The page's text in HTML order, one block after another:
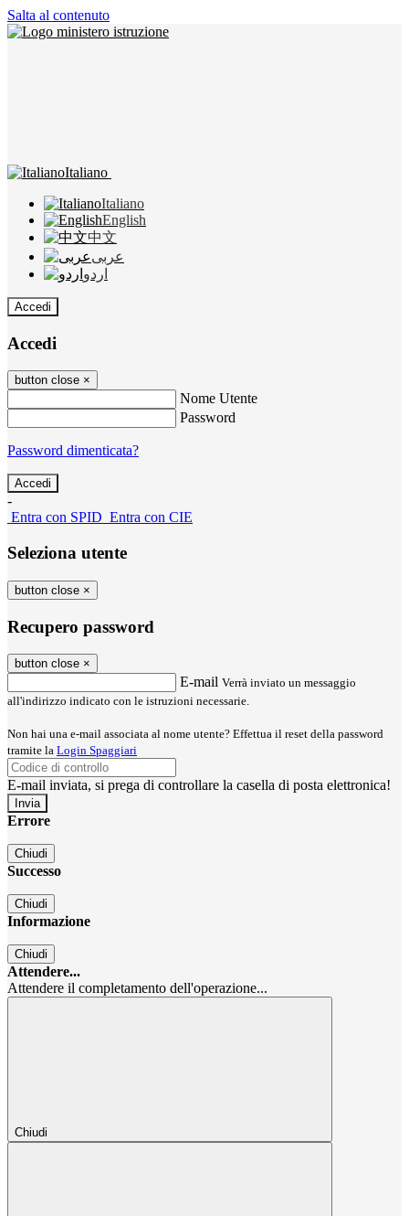
Salta al contenuto
Italiano
Italiano
English
中文
عربى
اردو
Accedi
Accedi
button close ×
Nome Utente
Password
Password dimenticata?
-
Entra con SPID Entra con CIE
Seleziona utente
button close ×
Recupero password
button close ×
E-mail Verrà inviato un messaggio
all'indirizzo indicato con le istruzioni necessarie.
Non hai una e-mail associata al nome utente? Effettua il reset della password
tramite la Login Spaggiari
E-mail inviata, si prega di controllare la casella di posta elettronica!
Errore
Chiudi
Successo
Chiudi
Informazione
Chiudi
Attendere...
Attendere il completamento dell'operazione...
Chiudi